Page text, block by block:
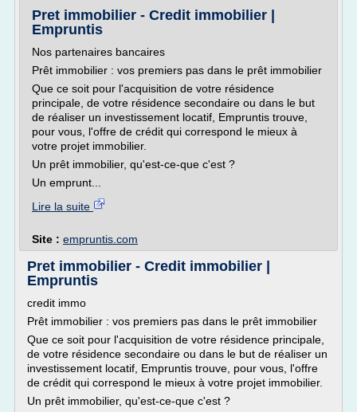
Pret immobilier - Credit immobilier |
Empruntis
Nos partenaires bancaires
Prêt immobilier : vos premiers pas dans le prêt immobilier
Que ce soit pour l'acquisition de votre résidence
principale, de votre résidence secondaire ou dans le but
de réaliser un investissement locatif, Empruntis trouve,
pour vous, l'offre de crédit qui correspond le mieux à
votre projet immobilier.
Un prêt immobilier, qu'est-ce-que c'est ?
Un emprunt...
Lire la suite
Site : empruntis.com
Pret immobilier - Credit immobilier |
Empruntis
credit immo
Prêt immobilier : vos premiers pas dans le prêt immobilier
Que ce soit pour l'acquisition de votre résidence principale,
de votre résidence secondaire ou dans le but de réaliser un
investissement locatif, Empruntis trouve, pour vous, l'offre
de crédit qui correspond le mieux à votre projet immobilier.
Un prêt immobilier, qu'est-ce-que c'est ?